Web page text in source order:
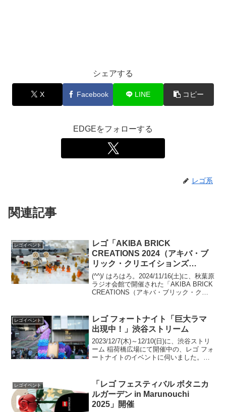
シェアする
X Facebook LINE コピー
EDGEをフォローする
レゴ系
関連記事
レゴイベント
レゴ「AKIBA BRICK
CREATIONS 2024（アキバ・ブ
リック・クリエイションズ
2024）」(1)個人ブース(前半)
(^^)/ はろはろ。2024/11/16(土)に、秋葉原
ラジオ会館で開催された「AKIBA BRICK
CREATIONS（アキバ・ブリック・クリ
11月に公開してい...
レゴイベント
レゴ フォートナイト「巨大ラマ
出現中！」渋谷ストリーム
2023/12/7(木)～12/10(日)に、渋谷ストリ
ーム 稲荷橋広場にて開催中の、レゴ フォ
ートナイトのイベントに伺いました。朝
い列んでいて、スタ...
レゴイベント
「レゴ フェスティバル ボタニカ
ルガーデン in Marunouchi
2025」開催